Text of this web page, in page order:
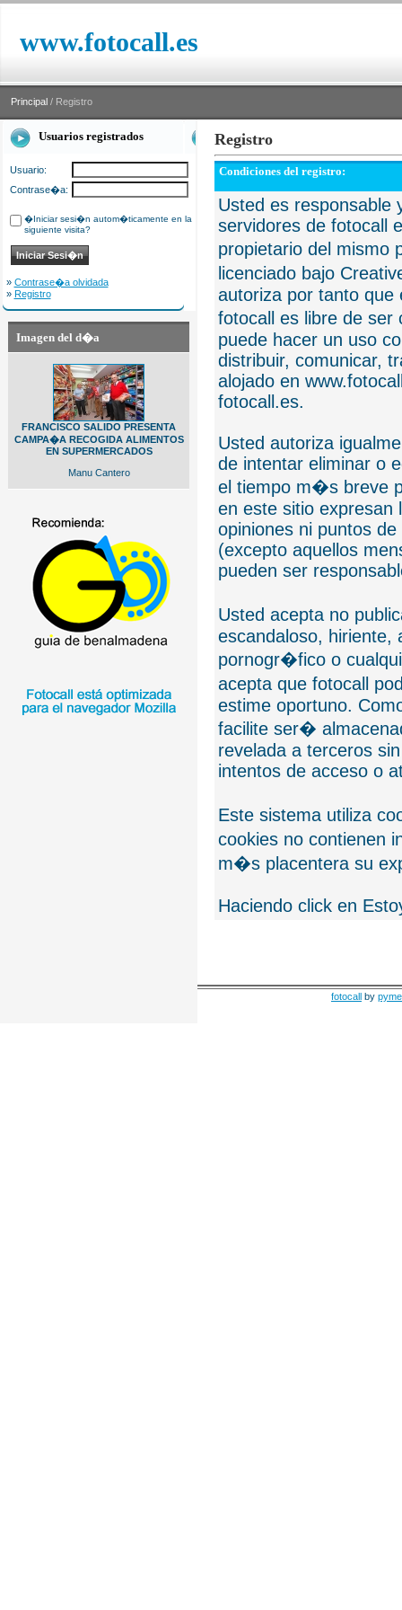
www.fotocall.es
Principal / Registro
Usuarios registrados
Usuario:
Contrase�a:
�Iniciar sesi�n autom�ticamente en la
siguiente visita?
» Contrase�a olvidada
» Registro
Imagen del d�a
FRANCISCO SALIDO PRESENTA
CAMPA�A RECOGIDA ALIMENTOS
EN SUPERMERCADOS
Manu Cantero
Registro
Condiciones del registro:
Usted es responsable
servidores de fotocall
propietario del mismo
licenciado bajo
autoriza por tanto que
fotocall es libre de
puede hacer un uso
distribuir, comunicar,
alojado en
fotocall.es.
Usted autoriza
de intentar eliminar o
el tiempo m�s breve
en este sitio expresan
opiniones ni puntos
(excepto aquellos
pueden ser
Usted acepta no
escandaloso, hiriente,
pornogr�fico o
acepta que fotocall
estime oportuno.
facilite ser�
revelada a terceros
intentos de acceso o
Este sistema utiliza
cookies no contienen
m�s placentera su
Haciendo click en
fotocall by